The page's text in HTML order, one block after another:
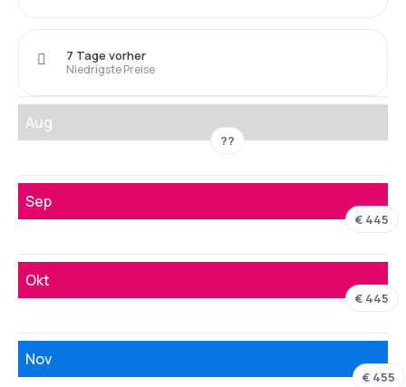
Niedrigste Preise
7 Tage vorher
Aug
??
Sep
€ 445
Okt
€ 445
Nov
€ 455